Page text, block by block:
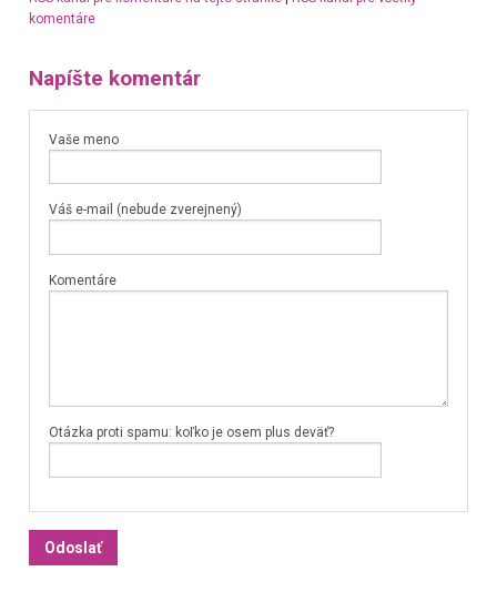
komentáre
Napíšte komentár
Vaše meno
Váš e-mail (nebude zverejnený)
Komentáre
Otázka proti spamu: koľko je osem plus deväť?